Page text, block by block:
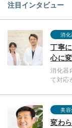
注目インタビュー
消化
丁寧
心に
消化器
て対応
美容
変わ